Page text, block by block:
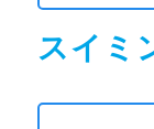
スイミ